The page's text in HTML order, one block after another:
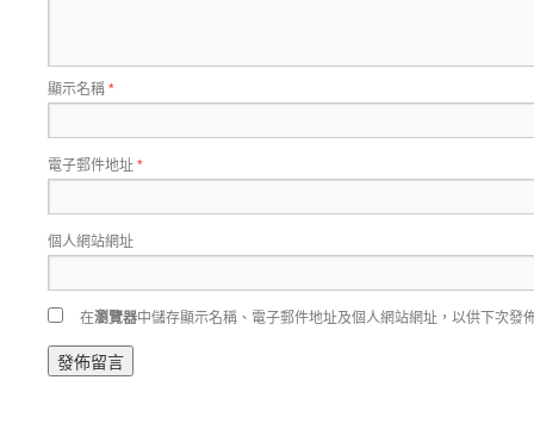
顯示名稱*
電子郵件地址*
個人網站網址
在瀏覽器中儲存顯示名稱、電子郵件地址及個人網站網址，以供下次發